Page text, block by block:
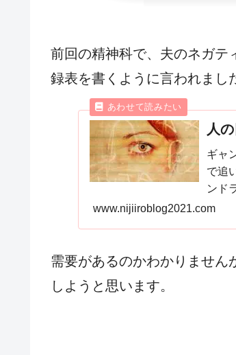
前回の精神科で、夫のネガテ
録表を書くように言われまし
人
ギャ
で追
ンド
www.nijiiroblog2021.com
需要があるのかわかりません
しようと思います。